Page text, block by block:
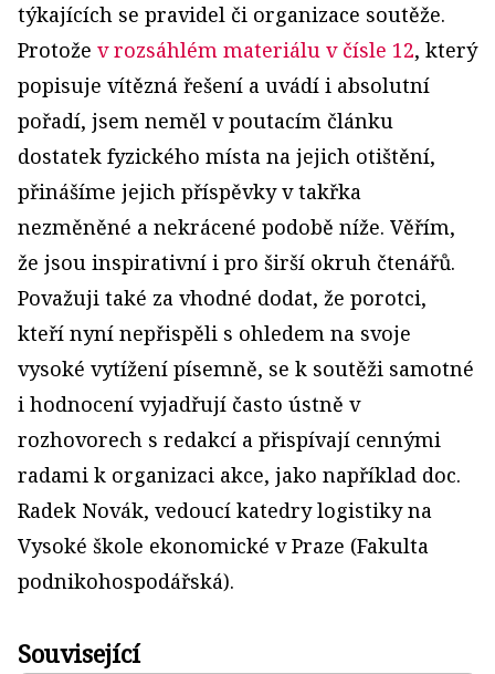
týkajících se pravidel či organizace soutěže.
Protože v rozsáhlém materiálu v čísle 12, který
popisuje vítězná řešení a uvádí i absolutní
pořadí, jsem neměl v poutacím článku
dostatek fyzického místa na jejich otištění,
přinášíme jejich příspěvky v takřka
nezměněné a nekrácené podobě níže. Věřím,
že jsou inspirativní i pro širší okruh čtenářů.
Považuji také za vhodné dodat, že porotci,
kteří nyní nepřispěli s ohledem na svoje
vysoké vytížení písemně, se k soutěži samotné
i hodnocení vyjadřují často ústně v
rozhovorech s redakcí a přispívají cennými
radami k organizaci akce, jako například doc.
Radek Novák, vedoucí katedry logistiky na
Vysoké škole ekonomické v Praze (Fakulta
podnikohospodářská).
Související